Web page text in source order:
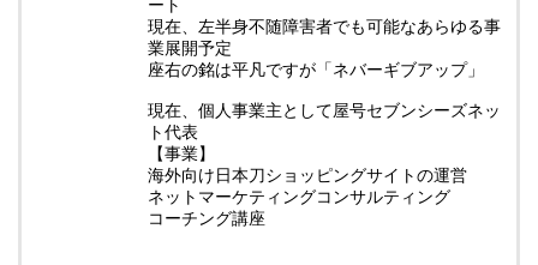
ート
現在、左半身不随障害者でも可能なあらゆる事
業展開予定
座右の銘は平凡ですが「ネバーギブアップ」
現在、個人事業主として屋号セブンシーズネッ
ト代表
【事業】
海外向け日本刀ショッピングサイトの運営
ネットマーケティングコンサルティング
コーチング講座